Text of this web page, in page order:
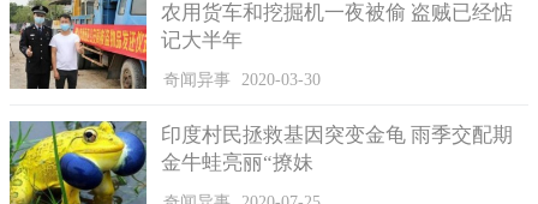
农用货车和挖掘机一夜被偷 盗贼已经惦
记大半年
奇闻异事 2020-03-30
印度村民拯救基因突变金龟 雨季交配期
金牛蛙亮丽“撩妹